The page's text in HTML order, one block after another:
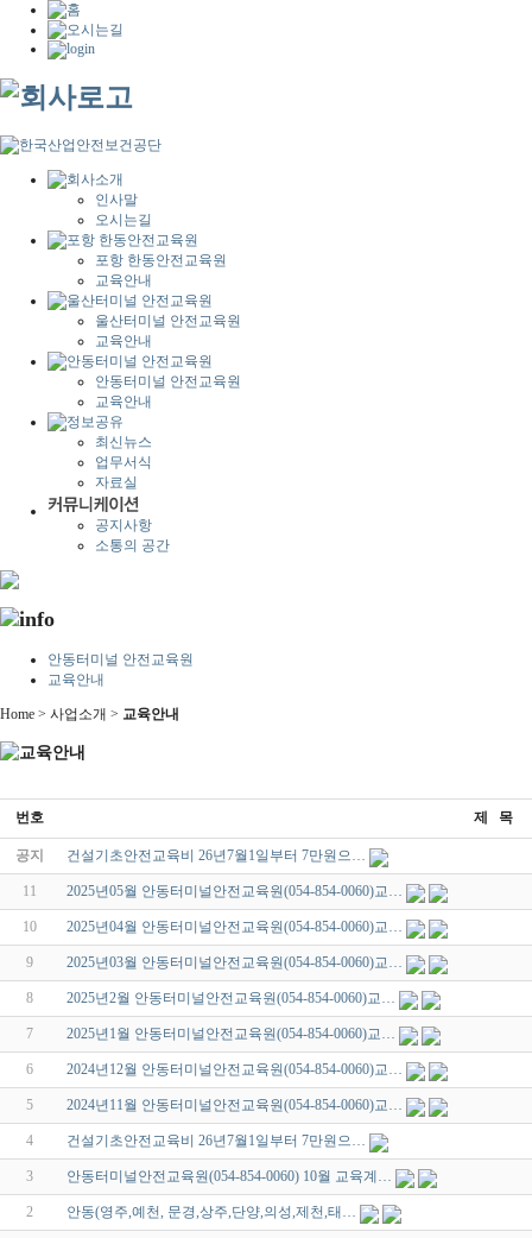
인사말
오시는길
포항 한동안전교육원
교육안내
울산터미널 안전교육원
교육안내
안동터미널 안전교육원
교육안내
최신뉴스
업무서식
자료실
공지사항
소통의 공간
안동터미널 안전교육원
교육안내
Home > 사업소개 > 교육안내
번호 제 목
공지 건설기초안전교육비 26년7월1일부터 7만원으…
11 2025년05월 안동터미널안전교육원(054-854-0060)교…
10 2025년04월 안동터미널안전교육원(054-854-0060)교…
9 2025년03월 안동터미널안전교육원(054-854-0060)교…
8 2025년2월 안동터미널안전교육원(054-854-0060)교…
7 2025년1월 안동터미널안전교육원(054-854-0060)교…
6 2024년12월 안동터미널안전교육원(054-854-0060)교…
5 2024년11월 안동터미널안전교육원(054-854-0060)교…
4 건설기초안전교육비 26년7월1일부터 7만원으…
3 안동터미널안전교육원(054-854-0060) 10월 교육계…
2 안동(영주,예천, 문경,상주,단양,의성,제천,태…